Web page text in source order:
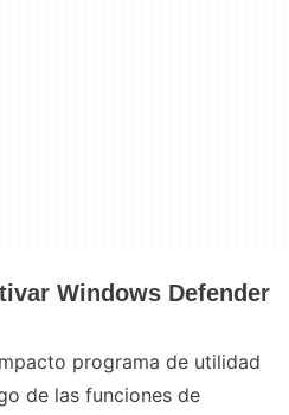
Windows Defender
programa de utilidad
de las funciones de